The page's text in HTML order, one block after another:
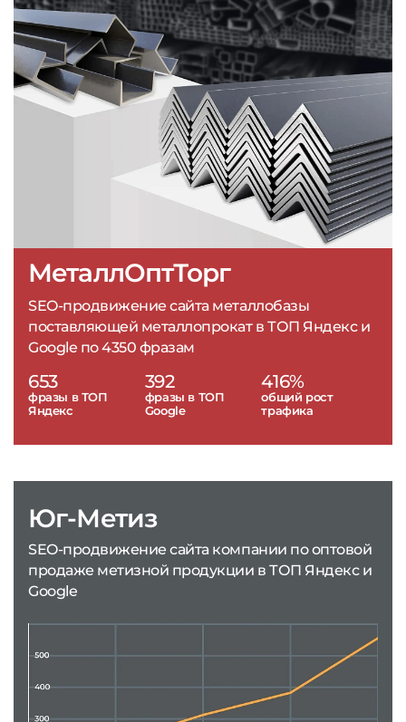
МеталлОптТорг
SEO-продвижение сайта металлобазы
поставляющей металлопрокат в ТОП Яндекс и
Google по 4350 фразам
653
фразы в ТОП
Яндекс
392
фразы в ТОП
Google
416%
общий рост
трафика
Юг-Метиз
SEO-продвижение сайта компании по оптовой
продаже метизной продукции в ТОП Яндекс и
Google